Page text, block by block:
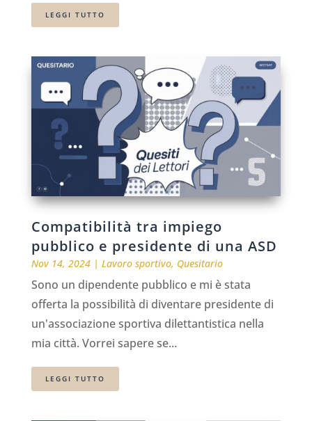
LEGGI TUTTO
Compatibilità tra impiego
pubblico e presidente di una ASD
Nov 14, 2024| Lavoro sportivo, Quesitario
Sono un dipendente pubblico e mi è stata
offerta la possibilità di diventare presidente di
un'associazione sportiva dilettantistica nella
mia città. Vorrei sapere se...
LEGGI TUTTO